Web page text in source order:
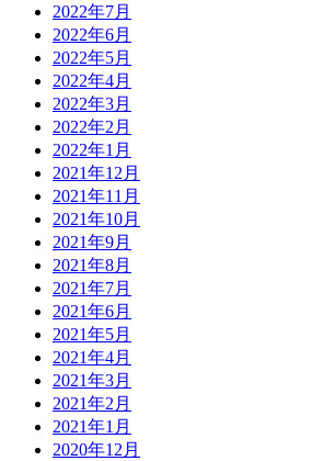
2022年7月
2022年6月
2022年5月
2022年4月
2022年3月
2022年2月
2022年1月
2021年12月
2021年11月
2021年10月
2021年9月
2021年8月
2021年7月
2021年6月
2021年5月
2021年4月
2021年3月
2021年2月
2021年1月
2020年12月